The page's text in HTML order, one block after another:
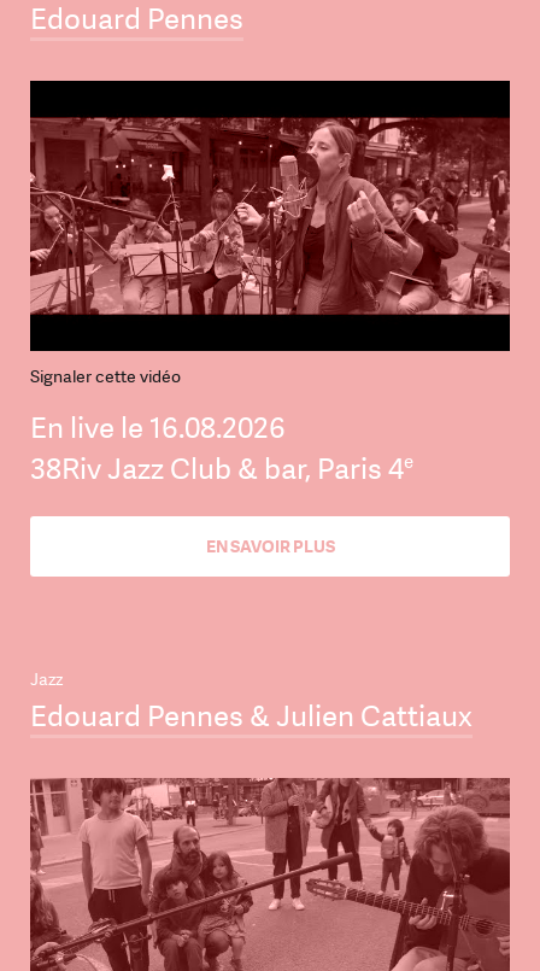
Edouard Pennes
Signaler cette vidéo
En live le 16.08.2026
38Riv Jazz Club & bar, Paris 4e
EN SAVOIR PLUS
Jazz
Edouard Pennes & Julien Cattiaux